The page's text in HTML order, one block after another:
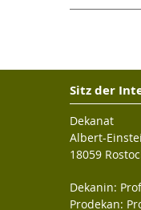
Sitz der
Dekanat
Albert-
18059
Dekanin:
Prodekan: